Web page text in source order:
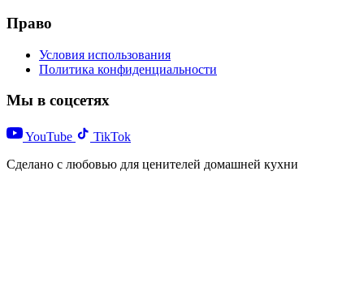
Право
Условия использования
Политика конфиденциальности
Мы в соцсетях
YouTube
TikTok
Сделано с любовью для ценителей домашней кухни